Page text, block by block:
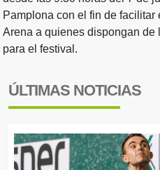
Pamplona con el fin de
Arena a quienes dispongan de
para el festival.
ÚLTIMAS NOTICIAS